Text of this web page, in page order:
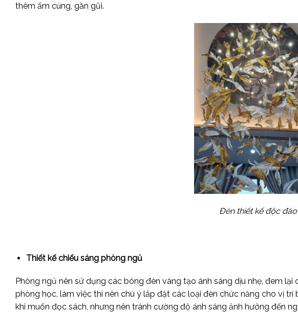
thêm ấm cúng, gần gũi.
Đèn thiết kế độc đáo
Thiết kế chiếu sáng phòng ngủ
Phòng ngủ nên sử dụng các bóng đèn vàng tạo ánh sáng dịu nhẹ, đem
phòng học, làm việc thì nên chú ý lắp đặt các loại đèn chức năng cho vị
khi muốn đọc sách, nhưng nên tránh cường độ ánh sáng ảnh hưởng đến